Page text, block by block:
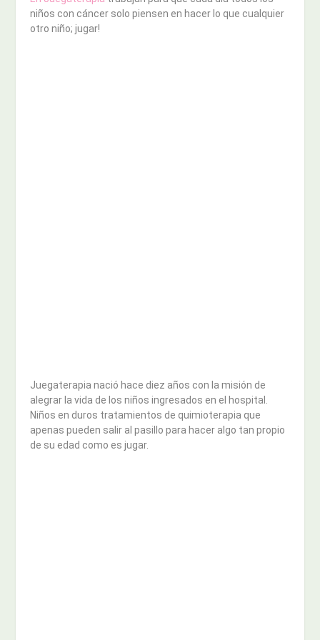
niños con cáncer solo piensen en hacer lo que cualquier
otro niño; jugar!
Juegaterapia nació hace diez años con la misión de
alegrar la vida de los niños ingresados en el hospital.
Niños en duros tratamientos de quimioterapia que
apenas pueden salir al pasillo para hacer algo tan propio
de su edad como es jugar.